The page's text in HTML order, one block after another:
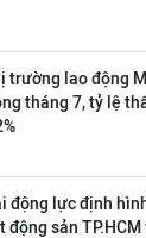
trường lao động
tháng 7, tỷ lệ
động lực định
động sản